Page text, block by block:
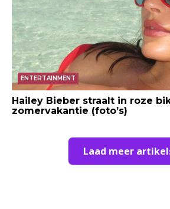
ENTERTAINMENT
Hailey Bieber straalt in roze
zomervakantie (foto’s)
Laad meer